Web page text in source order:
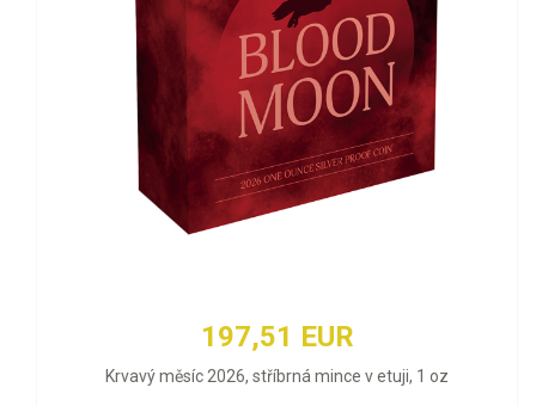
197,51 EUR
Krvavý měsíc 2026, stříbrná mince v etuji, 1 oz